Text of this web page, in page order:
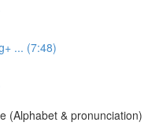
... (7:48)
(Alphabet & pronunciation)